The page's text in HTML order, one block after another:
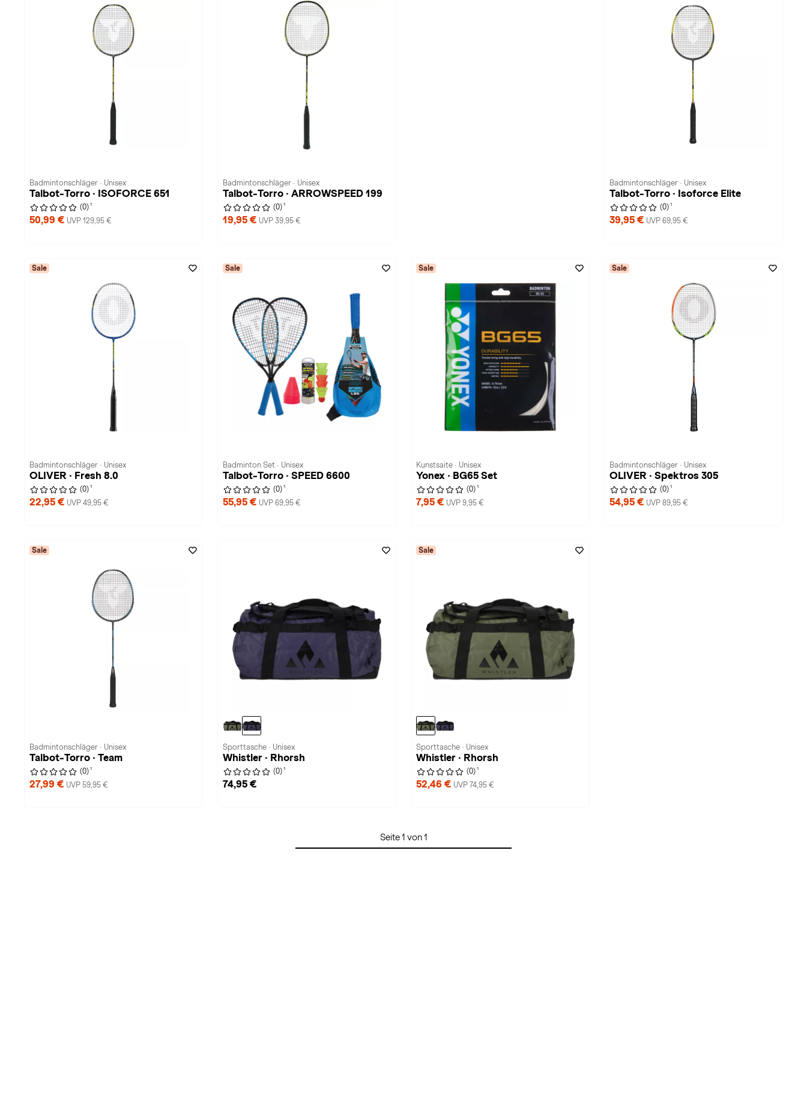
Badmintonschläger · Unisex
Talbot-Torro · ISOFORCE 651
(0) 1
50,99 € UVP 129,95 €
Badmintonschläger · Unisex
Talbot-Torro · ARROWSPEED 199
(0) 1
19,95 € UVP 39,95 €
Badmintonschläger · Unisex
Talbot-Torro · Isoforce Elite
(0) 1
39,95 € UVP 69,95 €
Sale
Badmintonschläger · Unisex
OLIVER · Fresh 8.0
(0) 1
22,95 € UVP 49,95 €
Sale
Badminton Set · Unisex
Talbot-Torro · SPEED 6600
(0) 1
55,95 € UVP 69,95 €
Sale
Kunstsaite · Unisex
Yonex · BG65 Set
(0) 1
7,95 € UVP 9,95 €
Sale
Badmintonschläger · Unisex
OLIVER · Spektros 305
(0) 1
54,95 € UVP 89,95 €
Sale
Badmintonschläger · Unisex
Talbot-Torro · Team
(0) 1
27,99 € UVP 59,95 €
Sporttasche · Unisex
Whistler · Rhorsh
(0) 1
74,95 €
Sale
Sporttasche · Unisex
Whistler · Rhorsh
(0) 1
52,46 € UVP 74,95 €
Seite 1 von 1